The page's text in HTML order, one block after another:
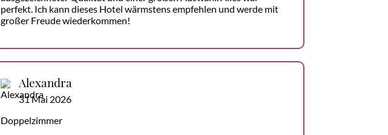
perfekt. Ich kann dieses Hotel wärmstens empfehlen und werde mit
großer Freude wiederkommen!
Alexandra
31 Mai 2026
Doppelzimmer